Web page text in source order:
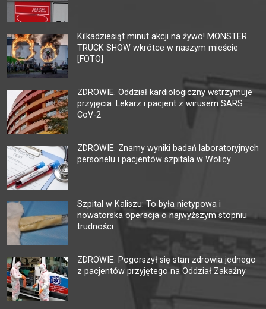
Kilkadziesiąt minut akcji na żywo! MONSTER
TRUCK SHOW wkrótce w naszym mieście
[FOTO]
ZDROWIE. Oddział kardiologiczny wstrzymuje
przyjęcia. Lekarz i pacjent z wirusem SARS
CoV-2
ZDROWIE. Znamy wyniki badań laboratoryjnych
personelu i pacjentów szpitala w Wolicy
Szpital w Kaliszu: To była nietypowa i
nowatorska operacja o najwyższym stopniu
trudności
ZDROWIE. Pogorszył się stan zdrowia jednego
z pacjentów przyjętego na Oddział Zakaźny